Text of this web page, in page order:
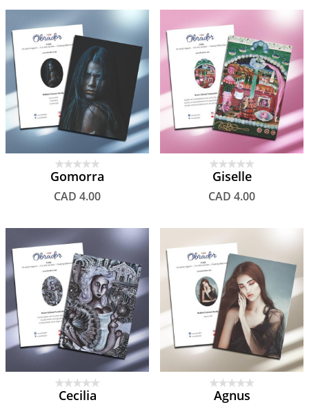
Gomorra
CAD 4.00
Giselle
CAD 4.00
Cecilia Agnus